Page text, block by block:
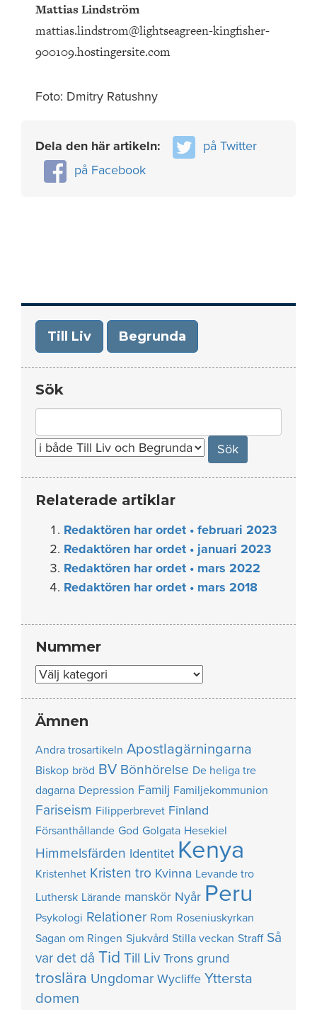
Mattias Lindström
mattias.lindstrom@lightseagreen-kingfisher-
900109.hostingersite.com
Foto: Dmitry Ratushny
Dela den här artikeln:
på Twitter
på Facebook
Till Liv Begrunda
Sök
for:
Relaterade artiklar
Redaktören har ordet • februari 2023
Redaktören har ordet • januari 2023
Redaktören har ordet • mars 2022
Redaktören har ordet • mars 2018
Nummer
Nummer
Ämnen
Andra trosartikeln Apostlagärningarna
Biskop bröd BV Bönhörelse De heliga tre
dagarna Depression Familj Familjekommunion
Fariseism Filipperbrevet Finland
Försanthållande God Golgata Hesekiel
Himmelsfärden Identitet Kenya
Kristenhet Kristen tro Kvinna Levande tro
Luthersk Lärande manskör Nyår Peru
Psykologi Relationer Rom Roseniuskyrkan
Sagan om Ringen Sjukvård Stilla veckan Straff Så
var det då Tid Till Liv Trons grund
troslära Ungdomar Wycliffe Yttersta
domen